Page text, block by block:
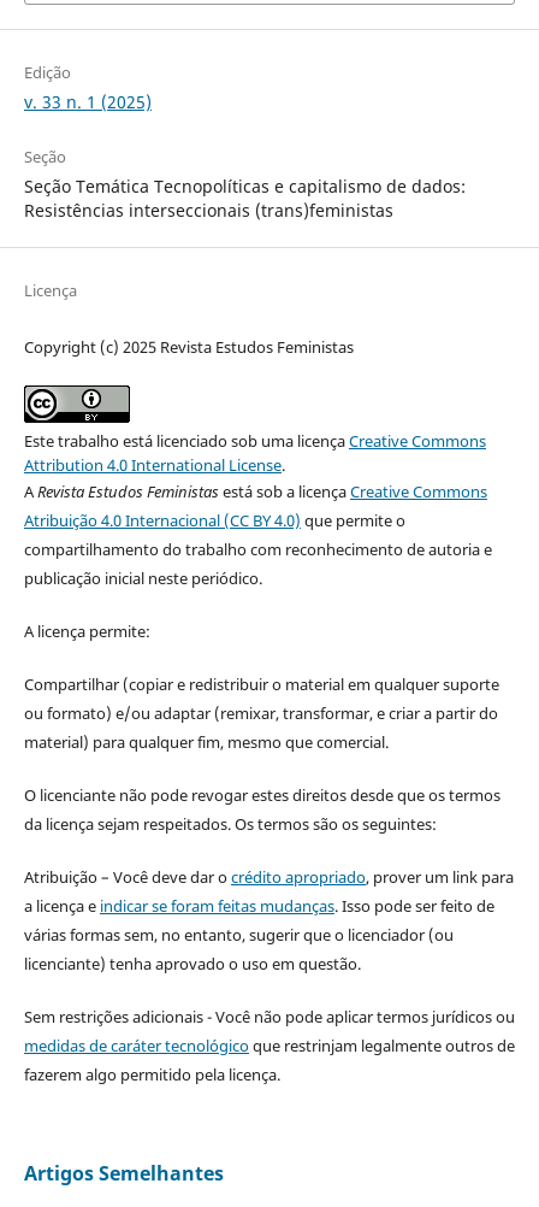
Edição
v. 33 n. 1 (2025)
Seção
Seção Temática Tecnopolíticas e capitalismo de dados:
Resistências interseccionais (trans)feministas
Licença
Copyright (c) 2025 Revista Estudos Feministas
Este trabalho está licenciado sob uma licençaCreative Commons
Attribution 4.0 International License.
ARevista Estudos Feministasestá sob a licençaCreative Commons
Atribuição 4.0 Internacional (CC BY 4.0) que permite o
compartilhamento do trabalho com reconhecimento de autoria e
publicação inicial neste periódico.
A licença permite:
Compartilhar (copiar e redistribuir o material em qualquer suporte
ou formato) e/ou adaptar (remixar, transformar, e criar a partir do
material) para qualquer fim, mesmo que comercial.
O licenciante não pode revogar estes direitos desde que os termos
da licença sejam respeitados. Os termos são os seguintes:
Atribuição – Você deve dar ocrédito apropriado, prover um link para
a licença e indicar se foram feitas mudanças. Isso pode ser feito de
várias formas sem, no entanto, sugerir que o licenciador (ou
licenciante) tenha aprovado o uso em questão.
Sem restrições adicionais - Você não pode aplicar termos jurídicos ou
medidas de caráter tecnológicoque restrinjam legalmente outros de
fazerem algo permitido pela licença.
Artigos Semelhantes